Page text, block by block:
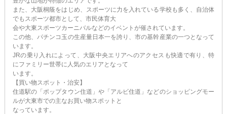
また、大阪桐蔭をはじめ、スポーツに力を入れている学校も多く、自治体
でもスポーツ都市として、市民体育大
会や大東スポーツカーニバルなどのイベントが催されています。
この他、パチンコ玉の生産量日本一を誇り、市の基幹産業の一つとなって
います。
JRの乗り入れによって、大阪中央エリアへのアクセスも快適で有り、特
にファミリー世帯に人気のエリアとなって
います。
【買い物スポット・治安】
住道駅の「ポップタウン住道」や「アルビ住道」などのショッピングモー
ルが大東市での主なお買い物スポットと
なっています。